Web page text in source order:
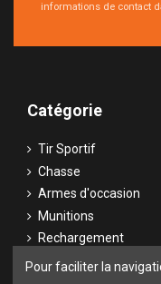
informations de contact
Catégorie
Tir Sportif
Chasse
Armes d'occasion
Munitions
Rechargement
Optiques
Pour faciliter la